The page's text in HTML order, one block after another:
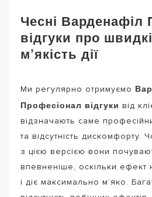
Чесні Варденафіл
відгуки про
м’якість дії
Ми регулярно отримуємо
Професіонал відгуки від
відзначають саме
та відсутність дискомфорту.
з цією версією вони
впевненіше, оскільки ефект
і діє максимально м’яко.